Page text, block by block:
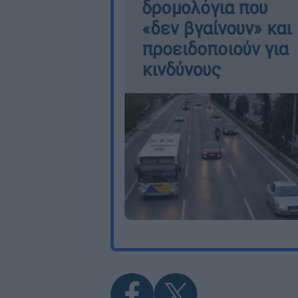
δρομολόγια που
«δεν βγαίνουν» και
προειδοποιούν για
κινδύνους